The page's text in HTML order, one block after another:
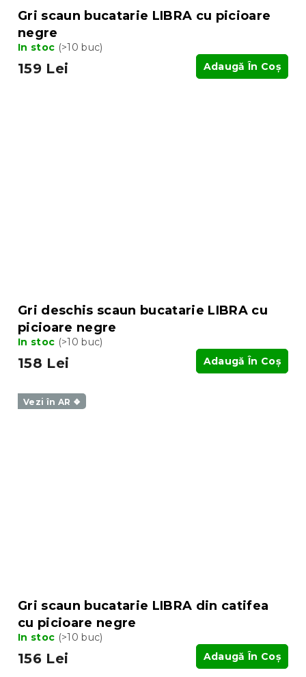
Gri scaun bucatarie LIBRA cu picioare
negre
In stoc (>10 buc)
159 Lei Adaugă În Coş
Gri deschis scaun bucatarie LIBRA cu
picioare negre
In stoc (>10 buc)
158 Lei Adaugă În Coş
Vezi în AR ❖
Gri scaun bucatarie LIBRA din catifea
cu picioare negre
In stoc (>10 buc)
156 Lei Adaugă În Coş